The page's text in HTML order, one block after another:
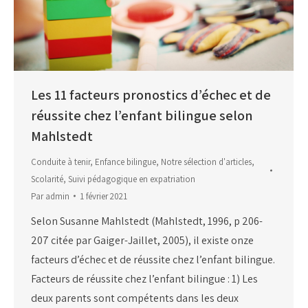
Les 11 facteurs pronostics d’échec et de
réussite chez l’enfant bilingue selon
Mahlstedt
Conduite à tenir, Enfance bilingue, Notre sélection d'articles,
Scolarité, Suivi pédagogique en expatriation
Paradmin 1 février 2021
Selon Susanne Mahlstedt (Mahlstedt, 1996, p 206-
207 citée par Gaiger-Jaillet, 2005), il existe onze
facteurs d’échec et de réussite chez l’enfant bilingue.
Facteurs de réussite chez l’enfant bilingue : 1) Les
deux parents sont compétents dans les deux